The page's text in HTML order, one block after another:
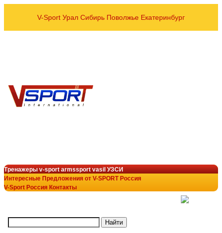
V-Sport Урал Сибирь Поволжье Екатеринбург
Тренажеры v-sport armssport vasil УЗСИ
Интересные Предложения от V-SPORT Россия
V-Sport Россия Контакты